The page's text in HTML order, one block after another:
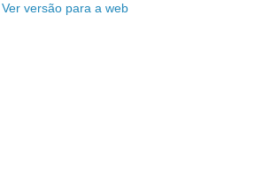
Ver versão para a web